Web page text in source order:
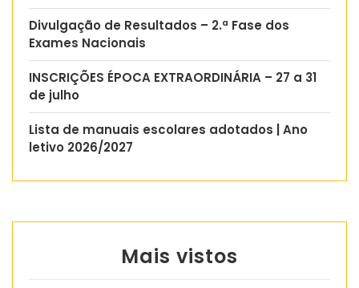
Divulgação de Resultados – 2.ª Fase dos
Exames Nacionais
INSCRIÇÕES ÉPOCA EXTRAORDINÁRIA – 27 a 31
de julho
Lista de manuais escolares adotados | Ano
letivo 2026/2027
Mais vistos